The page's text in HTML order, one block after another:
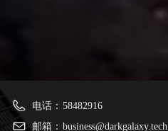
电话： 58482916
邮箱： business@darkgalaxy.tech